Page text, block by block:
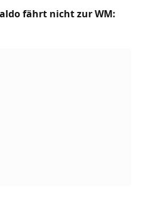
fährt nicht zur WM: